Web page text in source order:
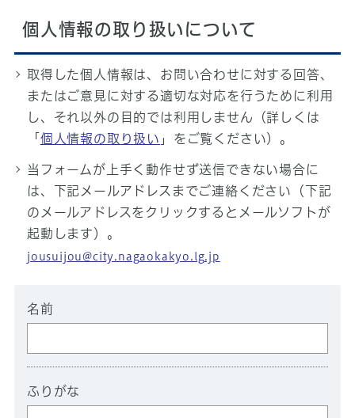
個人情報の取り扱いについて
取得した個人情報は、お問い合わせに対する回答、
またはご意見に対する適切な対応を行うために利用
し、それ以外の目的では利用しません（詳しくは
「 個人情報の取り扱い 」をご覧ください）。
当フォームが上手く動作せず送信できない場合に
は、下記メールアドレスまでご連絡ください（下記
のメールアドレスをクリックするとメールソフトが
起動します）。
jousuijou@city.nagaokakyo.lg.jp
名前
ふりがな